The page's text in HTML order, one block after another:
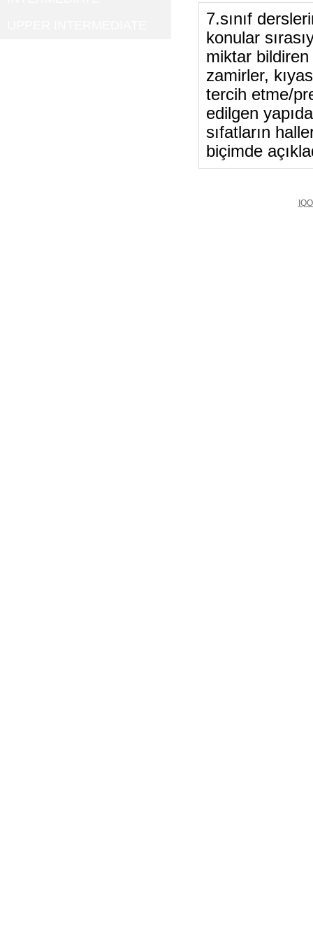
7.sınıf
konular
miktar
zamirler,
tercih etme/
edilgen
sıfatların
biçimde